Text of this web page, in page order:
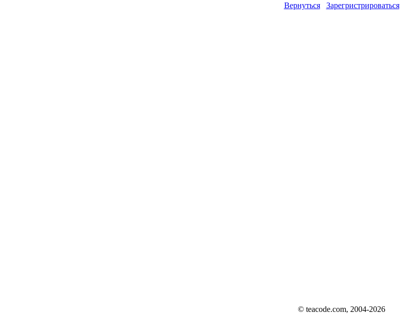
Вернуться Зарегристрироваться
© teacode.com, 2004-2026